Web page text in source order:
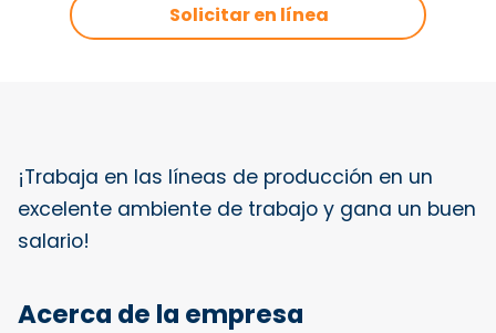
Solicitar en línea
¡Trabaja en las líneas de producción en un
excelente ambiente de trabajo y gana un buen
salario!
Acerca de la empresa